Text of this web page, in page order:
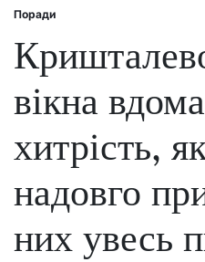
Posted
Поради
вікна
хитрість,
надовго
них увесь